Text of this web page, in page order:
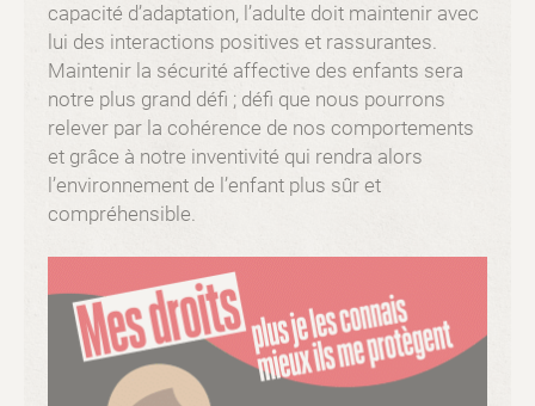
capacité d’adaptation, l’adulte doit maintenir avec
lui des interactions positives et rassurantes.
Maintenir la sécurité affective des enfants sera
notre plus grand défi ; défi que nous pourrons
relever par la cohérence de nos comportements
et grâce à notre inventivité qui rendra alors
l’environnement de l’enfant plus sûr et
compréhensible.